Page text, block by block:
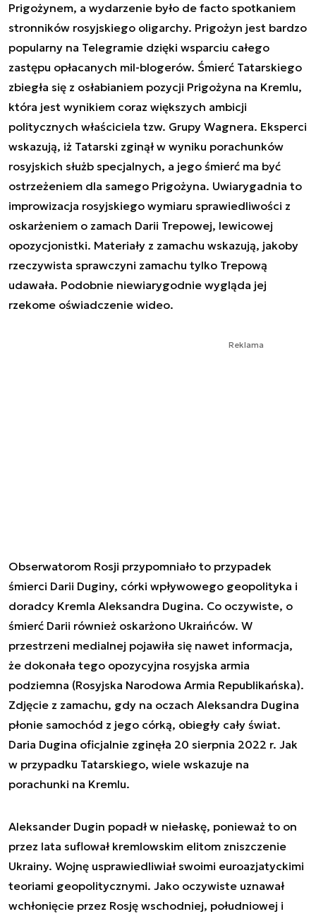
Prigożynem, a wydarzenie było de facto spotkaniem
stronników rosyjskiego oligarchy. Prigożyn jest bardzo
popularny na Telegramie dzięki wsparciu całego
zastępu opłacanych mil-blogerów. Śmierć Tatarskiego
zbiegła się z osłabianiem pozycji Prigożyna na Kremlu,
która jest wynikiem coraz większych ambicji
politycznych właściciela tzw. Grupy Wagnera. Eksperci
wskazują, iż Tatarski zginął w wyniku porachunków
rosyjskich służb specjalnych, a jego śmierć ma być
ostrzeżeniem dla samego Prigożyna. Uwiarygadnia to
improwizacja rosyjskiego wymiaru sprawiedliwości z
oskarżeniem o zamach Darii Trepowej, lewicowej
opozycjonistki. Materiały z zamachu wskazują, jakoby
rzeczywista sprawczyni zamachu tylko Trepową
udawała. Podobnie niewiarygodnie wygląda jej
rzekome oświadczenie wideo.
Reklama
Obserwatorom Rosji przypomniało to przypadek
śmierci Darii Duginy, córki wpływowego geopolityka i
doradcy Kremla Aleksandra Dugina. Co oczywiste, o
śmierć Darii również oskarżono Ukraińców. W
przestrzeni medialnej pojawiła się nawet informacja,
że dokonała tego opozycyjna rosyjska armia
podziemna (Rosyjska Narodowa Armia Republikańska).
Zdjęcie z zamachu, gdy na oczach Aleksandra Dugina
płonie samochód z jego córką, obiegły cały świat.
Daria Dugina oficjalnie zginęła 20 sierpnia 2022 r. Jak
w przypadku Tatarskiego, wiele wskazuje na
porachunki na Kremlu.
Aleksander Dugin popadł w niełaskę, ponieważ to on
przez lata suflował kremlowskim elitom zniszczenie
Ukrainy. Wojnę usprawiedliwiał swoimi euroazjatyckimi
teoriami geopolitycznymi. Jako oczywiste uznawał
wchłonięcie przez Rosję wschodniej, południowej i